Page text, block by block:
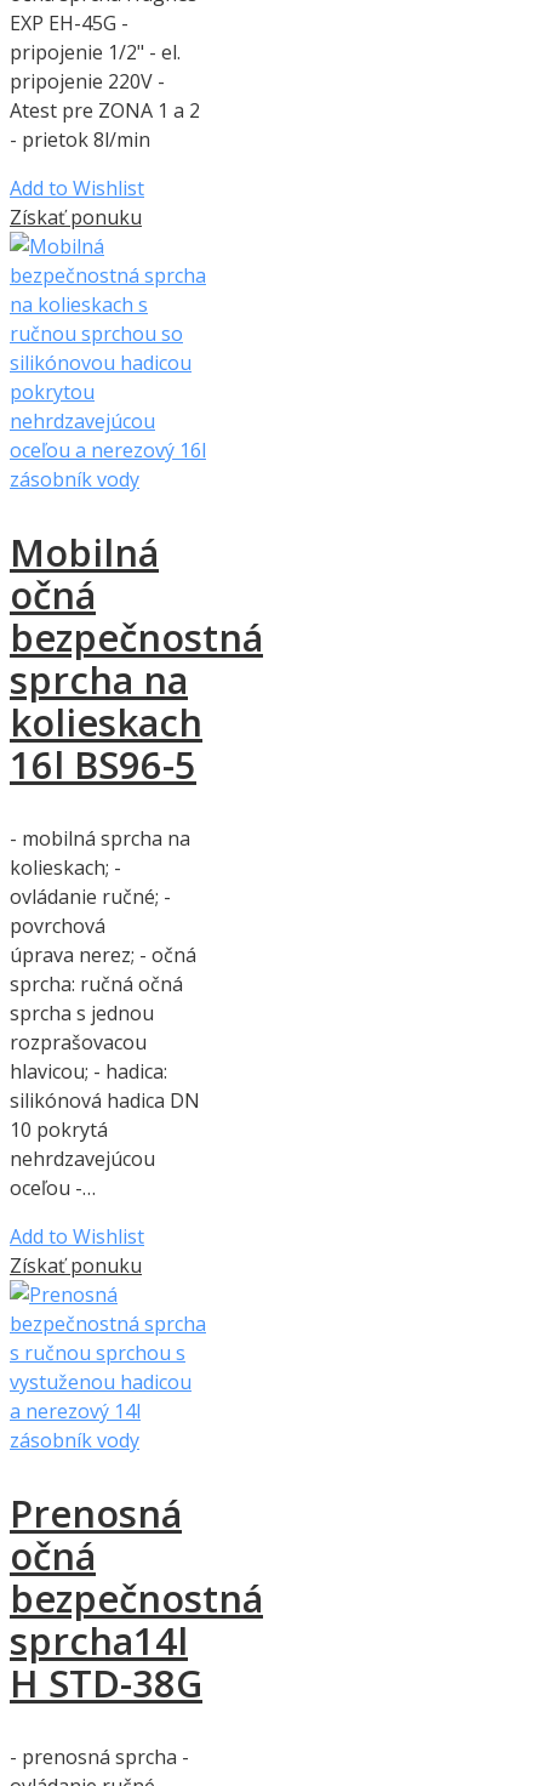
EXP EH-45G -
pripojenie 1/2" - el.
pripojenie 220V -
Atest pre ZONA 1 a 2
- prietok 8l/min
Add to Wishlist
Získať ponuku
Mobilná
očná
bezpečnostná
sprcha na
kolieskach
16l BS96-5
- mobilná sprcha na
kolieskach; -
ovládanie ručné; -
povrchová
úprava nerez; - očná
sprcha: ručná očná
sprcha s jednou
rozprašovacou
hlavicou; - hadica:
silikónová hadica DN
10 pokrytá
nehrdzavejúcou
oceľou -…
Add to Wishlist
Získať ponuku
Prenosná
očná
bezpečnostná
sprcha14l
H STD-38G
- prenosná sprcha -